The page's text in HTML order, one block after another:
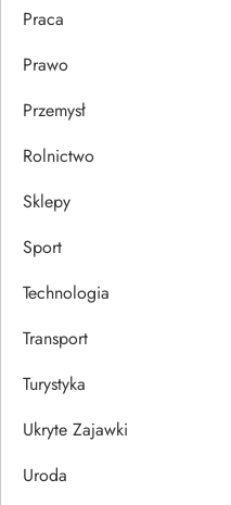
Praca
Prawo
Przemysł
Rolnictwo
Sklepy
Sport
Technologia
Transport
Turystyka
Ukryte Zajawki
Uroda